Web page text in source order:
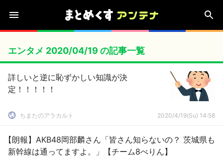
エンタメ 2020/04/19 の記事一覧
詳しいと逆に恥ずかしい知識が決
定！！！！！
ちまたのアラカルト 2020/4/19(Su) 14:58
【朗報】AKB48岡部麟さん「皆さん知らないの？ 茨城県も
新幹線は通ってますよ。」【チーム8べりん】